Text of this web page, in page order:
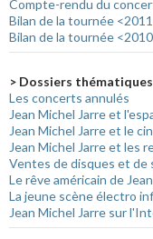
Compte-rendu du
Bilan de la tournée
Bilan de la tournée
> Dossiers thématiques
Les concerts annulés
Jean Michel Jarre et
Jean Michel Jarre et le
Jean Michel Jarre et les
Ventes de disques et de
Le rêve américain de
La jeune scène électro
Jean Michel Jarre sur